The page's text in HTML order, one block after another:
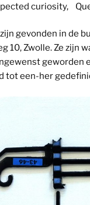
curiosity,
gevonden in de
10, Zwolle. Ze zijn
geworden
tot een-her